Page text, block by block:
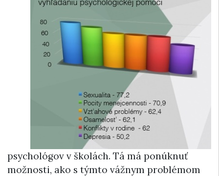
psychológov v školách. Tá má ponúknuť
možnosti, ako s týmto vážnym problémom